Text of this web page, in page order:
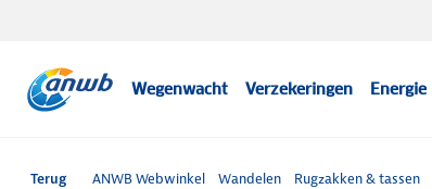
Wegenwacht Verzekeringen Energie
Terug ANWB Webwinkel Wandelen Rugzakken & tassen